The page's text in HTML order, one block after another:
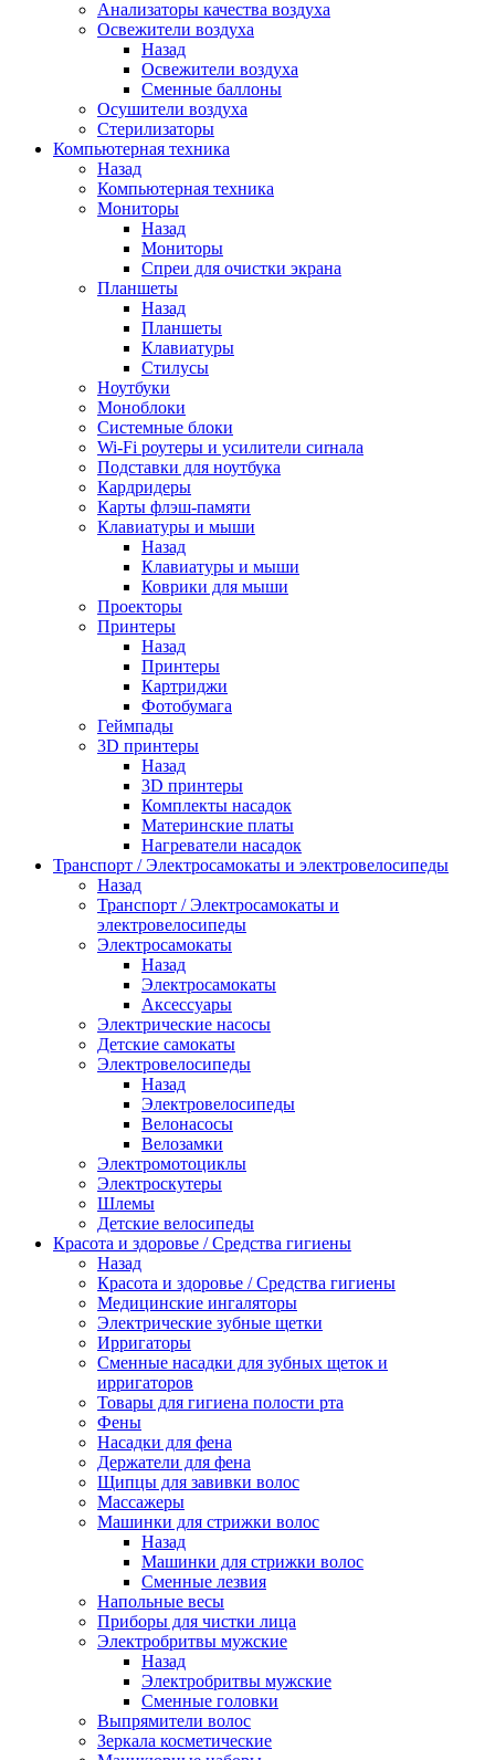
Анализаторы качества воздуха
Освежители воздуха
Назад
Освежители воздуха
Сменные баллоны
Осушители воздуха
Стерилизаторы
Компьютерная техника
Назад
Компьютерная техника
Мониторы
Назад
Мониторы
Спреи для очистки экрана
Планшеты
Назад
Планшеты
Клавиатуры
Стилусы
Ноутбуки
Моноблоки
Системные блоки
Wi-Fi роутеры и усилители сиrнала
Подставки для ноутбука
Кардридеры
Карты флэш-памяти
Клавиатуры и мыши
Назад
Клавиатуры и мыши
Коврики для мыши
Проекторы
Принтеры
Назад
Принтеры
Картриджи
Фотобумага
Геймпады
3D принтеры
Назад
3D принтеры
Комплекты насадок
Материнские платы
Нагреватели насадок
Транспорт / Электросамокаты и электровелосипеды
Назад
Транспорт / Электросамокаты и
электровелосипеды
Электросамокаты
Назад
Электросамокаты
Аксессуары
Электрические насосы
Детские самокаты
Электровелосипеды
Назад
Электровелосипеды
Велонасосы
Велозамки
Электромотоциклы
Электроскутеры
Шлемы
Детские велосипеды
Красота и здоровье / Средства гигиены
Назад
Красота и здоровье / Средства гигиены
Медицинские ингаляторы
Электрические зубные щетки
Ирригаторы
Сменные насадки для зубных щеток и
ирригаторов
Товары для гигиена полости рта
Фены
Насадки для фена
Держатели для фена
Щипцы для завивки волос
Массажеры
Машинки для стрижки волос
Назад
Машинки для стрижки волос
Сменные лезвия
Напольные весы
Приборы для чистки лица
Электробритвы мужские
Назад
Электробритвы мужские
Сменные головки
Выпрямители волос
Зеркала косметические